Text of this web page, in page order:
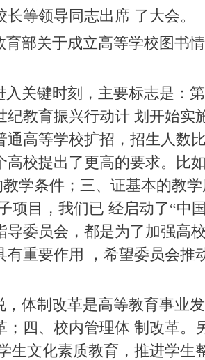
等领导同志出席 了大会。
关于成立高等学校图书
键时刻，主要标志是：
教育振兴行动计 划开始实
高等学校扩招，招生人数
校提出了更高的要求。比
学条件；三、证基本的教
项目，我们已 经启动了“
委员会，都是为了加强高
重要作用 ，希望委员会推
制改革是高等教育事业
四、校内管理体 制改革。
生文化素质教育，推进学生